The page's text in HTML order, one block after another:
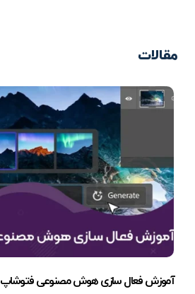
مقالات
آموزش فعال سازی هوش مصنوعی فتوشاپ